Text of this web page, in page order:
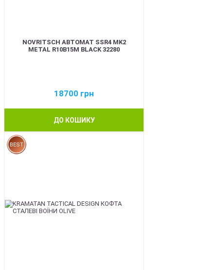
NOVRITSCH АВТОМАТ SSR4 MK2
METAL R10B15M BLACK 32280
18700 грн
ДО КОШИКУ
BEST